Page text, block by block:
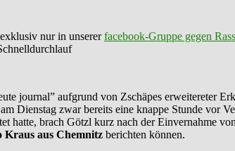
nur in unsererfacebook-Gruppe gegen
journal” aufgrund von Zschäpes erweitereter
Dienstag zwar bereits eine knappe Stunde vor
hatte, brach Götzl kurz nach der Einvernahme
Kraus aus Chemnitz berichten können.